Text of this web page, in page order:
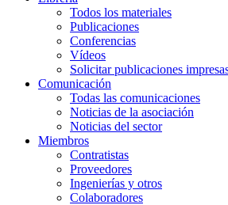
Todos los materiales
Publicaciones
Conferencias
Vídeos
Solicitar publicaciones
Comunicación
Todas las comunicaciones
Noticias de la asociación
Noticias del sector
Miembros
Contratistas
Proveedores
Ingenierías y otros
Colaboradores